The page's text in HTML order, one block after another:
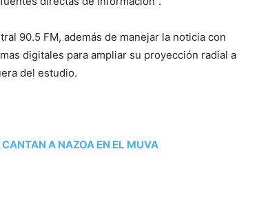
90.5 FM, además de manejar la noticia con
digitales para ampliar su proyección radial a
del estudio.
A NAZOA EN EL MUVA